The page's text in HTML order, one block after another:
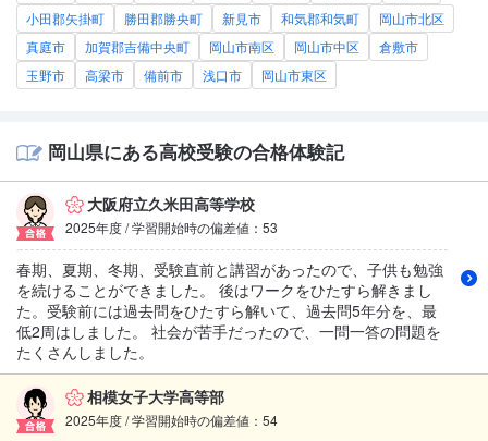
小田郡矢掛町
勝田郡勝央町 新見市 和気郡和気町
岡山市北区
真庭市
加賀郡吉備中央町 岡山市南区 岡山市中区
倉敷市
玉野市
高梁市 備前市 浅口市 岡山市東区
岡山県にある高校受験の合格体験記
大阪府立久米田高等学校
2025年度 / 学習開始時の偏差値：53
春期、夏期、冬期、受験直前と講習があったので、子供も勉強
を続けることができました。 後はワークをひたすら解きまし
た。受験前には過去問をひたすら解いて、過去問5年分を、最
低2周はしました。 社会が苦手だったので、一問一答の問題を
たくさんしました。
相模女子大学高等部
2025年度 / 学習開始時の偏差値：54